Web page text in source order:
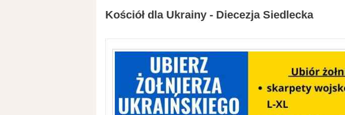
Kościół dla Ukrainy - Diecezja Siedlecka